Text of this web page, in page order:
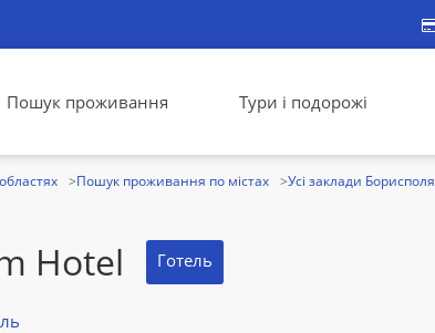
Пошук проживання Тури і подорожі
Пошук проживання по містах Усі заклади Борисполя
Hotel Готель